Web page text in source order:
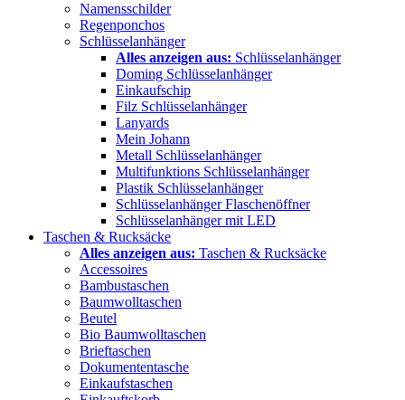
Namensschilder
Regenponchos
Schlüsselanhänger
Alles anzeigen aus: Schlüsselanhänger
Doming Schlüsselanhänger
Einkaufschip
Filz Schlüsselanhänger
Lanyards
Mein Johann
Metall Schlüsselanhänger
Multifunktions Schlüsselanhänger
Plastik Schlüsselanhänger
Schlüsselanhänger Flaschenöffner
Schlüsselanhänger mit LED
Taschen & Rucksäcke
Alles anzeigen aus: Taschen & Rucksäcke
Accessoires
Bambustaschen
Baumwolltaschen
Beutel
Bio Baumwolltaschen
Brieftaschen
Dokumententasche
Einkaufstaschen